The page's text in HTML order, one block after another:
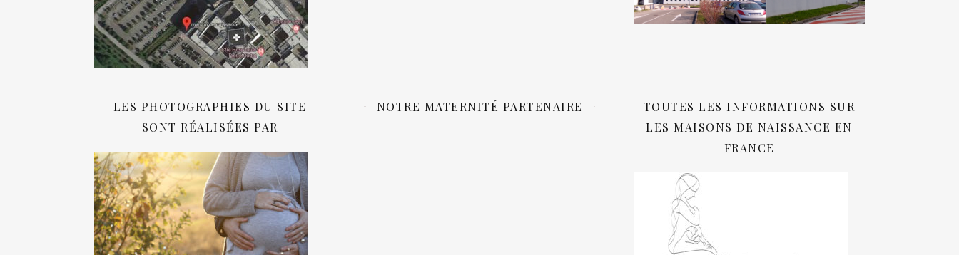
LES PHOTOGRAPHIES DU SITE
SONT RÉALISÉES PAR
NOTRE MATERNITÉ PARTENAIRE
TOUTES LES INFORMATIONS SUR
LES MAISONS DE NAISSANCE EN
FRANCE